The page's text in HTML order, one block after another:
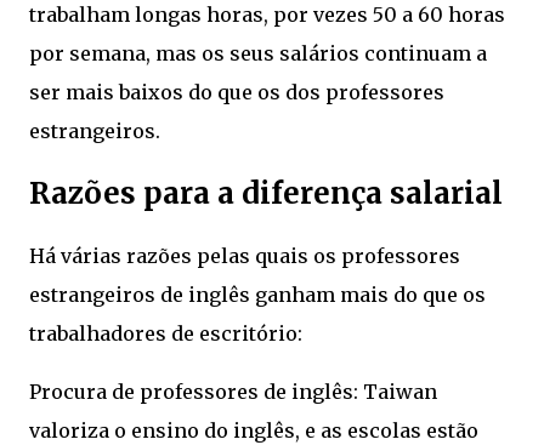
trabalham longas horas, por vezes 50 a 60 horas
por semana, mas os seus salários continuam a
ser mais baixos do que os dos professores
estrangeiros.
Razões para a diferença salarial
Há várias razões pelas quais os professores
estrangeiros de inglês ganham mais do que os
trabalhadores de escritório:
Procura de professores de inglês: Taiwan
valoriza o ensino do inglês, e as escolas estão